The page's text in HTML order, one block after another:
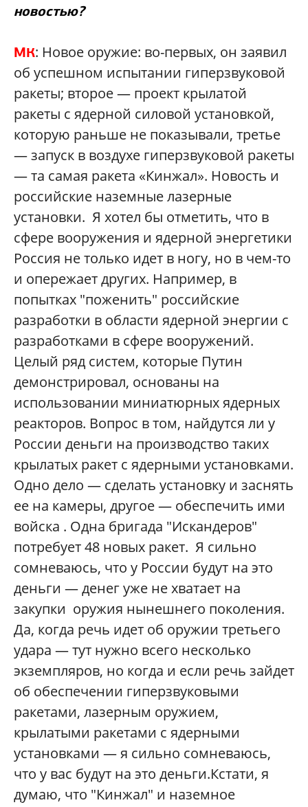
новостью?
МК: Новое оружие: во-первых, он заявил
об успешном испытании гиперзвуковой
ракеты; второе — проект крылатой
ракеты с ядерной силовой установкой,
которую раньше не показывали, третье
— запуск в воздухе гиперзвуковой ракеты
— та самая ракета «Кинжал». Новость и
российские наземные лазерные
установки. Я хотел бы отметить, что в
сфере вооружения и ядерной энергетики
Россия не только идет в ногу, но в чем-то
и опережает других. Например, в
попытках "поженить" российские
разработки в области ядерной энергии с
разработками в сфере вооружений.
Целый ряд систем, которые Путин
демонстрировал, основаны на
использовании миниатюрных ядерных
реакторов. Вопрос в том, найдутся ли у
России деньги на производство таких
крылатых ракет с ядерными установками.
Одно дело — сделать установку и заснять
ее на камеры, другое — обеспечить ими
войска . Одна бригада "Искандеров"
потребует 48 новых ракет. Я сильно
сомневаюсь, что у России будут на это
деньги — денег уже не хватает на
закупки оружия нынешнего поколения.
Да, когда речь идет об оружии третьего
удара — тут нужно всего несколько
экземпляров, но когда и если речь зайдет
об обеспечении гиперзвуковыми
ракетами, лазерным оружием,
крылатыми ракетами с ядерными
установками — я сильно сомневаюсь,
что у вас будут на это деньги.Кстати, я
думаю, что "Кинжал" и наземное